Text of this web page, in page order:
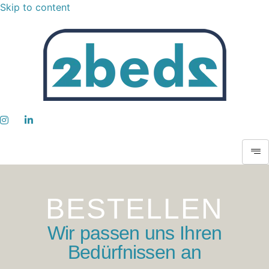
Skip to content
BESTELLEN
Wir passen uns Ihren
Bedürfnissen an